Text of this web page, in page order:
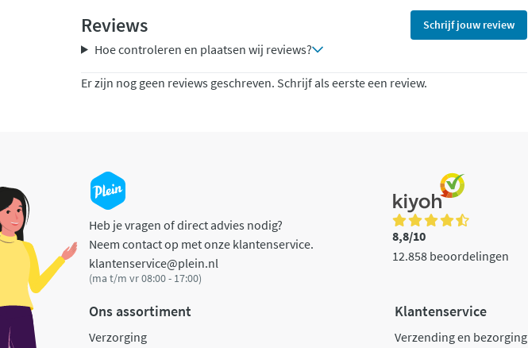
Reviews
Schrijf jouw review
Hoe controleren en plaatsen wij reviews?
Er zijn nog geen reviews geschreven. Schrijf als eerste een review.
Heb je vragen of direct advies nodig?
Neem contact op met onze klantenservice.
klantenservice@plein.nl
(ma t/m vr 08:00 - 17:00)
8,8/10
12.858 beoordelingen
Ons assortiment
Verzorging
Klantenservice
Verzending en bezorging